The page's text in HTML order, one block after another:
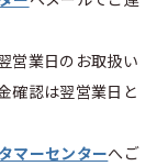
営業日のお取扱い
確認は翌営業日と
マーセンターへご